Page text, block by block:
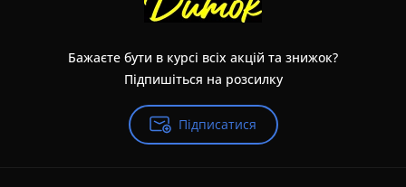
Бажаєте бути в курсі всіх акцій та знижок?
Підпишіться на розсилку
Підписатися